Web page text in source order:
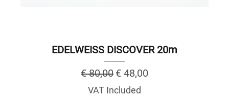
EDELWEISS DISCOVER 20m
Regular Price
€ 80,00 Sale Price
€ 48,00
VAT Included